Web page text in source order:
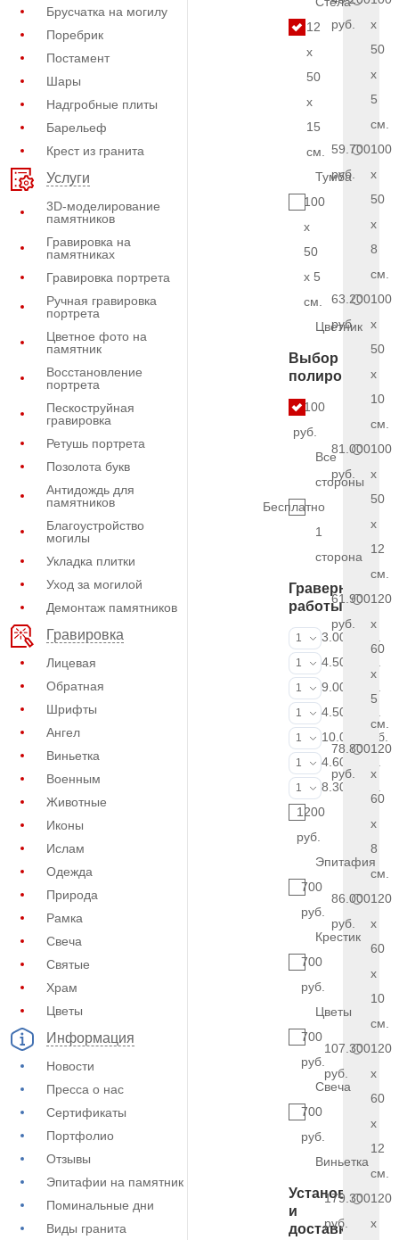
Брусчатка на могилу
Поребрик
Постамент
Шары
Надгробные плиты
Барельеф
Крест из гранита
Услуги
3D-моделирование
памятников
Гравировка на
памятниках
Гравировка портрета
Ручная гравировка
портрета
Цветное фото на
памятник
Восстановление
портрета
Пескоструйная
гравировка
Ретушь портрета
Позолота букв
Антидождь для
памятников
Благоустройство
могилы
Укладка плитки
Уход за могилой
Демонтаж памятников
Гравировка
Лицевая
Обратная
Шрифты
Ангел
Виньетка
Военным
Животные
Иконы
Ислам
Одежда
Природа
Рамка
Свеча
Святые
Храм
Цветы
Информация
Новости
Пресса о нас
Сертификаты
Портфолио
Отзывы
Эпитафии на памятник
Поминальные дни
Виды гранита
12
x
50
x
15
см.
Тумба
100
x
50
x 5
см.
Цветник
Выбор
полировки
5.100
руб.
Все
стороны
Бесплатно
1
сторона
Граверные
работы
ФИО и даты
1
3.000 руб.
ФИО и даты
1
4.500 руб.
ФИО и даты
1
9.000 руб.
Портрет
1
4.500 руб.
Портрет
1
10.000 руб.
Фотокерамика
1
4.600 руб.
Фото на
1
8.300 руб.
1200
руб.
Эпитафия
700
руб.
Крестик
700
руб.
Цветы
700
руб.
Свеча
700
руб.
Виньетка
Установка
и
доставка
руб.
x
50
x
5
см.
59.700
руб.
100
x
50
x
8
см.
63.200
руб.
100
x
50
x
10
см.
81.000
руб.
100
x
50
x
12
см.
61.900
руб.
120
x
60
x
5
см.
78.800
руб.
120
x
60
x
8
см.
86.000
руб.
120
x
60
x
10
см.
107.300
руб.
120
x
60
x
12
см.
179.300
руб.
120
x